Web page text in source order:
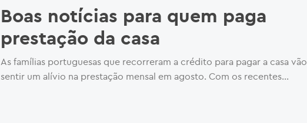
Boas notícias para quem paga
prestação da casa
As famílias portuguesas que recorreram a crédito para pagar a casa vão
sentir um alívio na prestação mensal em agosto. Com os recentes...